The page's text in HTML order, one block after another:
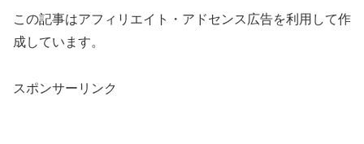
この記事はアフィリエイト・アドセンス広告を利用して作
成しています。
スポンサーリンク